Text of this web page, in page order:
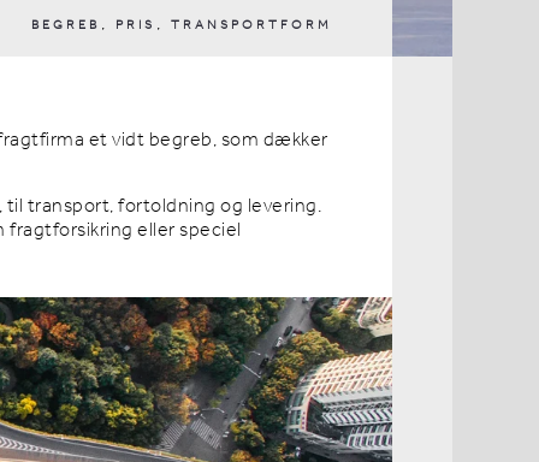
BEGREB, PRIS , TRANSPORTFORM
et vidt begreb, som dækker
til transport, fortoldning og levering.
eller speciel